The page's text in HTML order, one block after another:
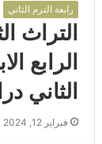
رابعة الترم الثاني
التراث
الرابع
الثاني
فبراير 12, 2024